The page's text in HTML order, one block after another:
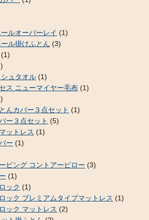
ルオーバーレイ (1)
ル掛けふとん (3)
(1)
ュタオル (1)
ス ニューマイヤー毛布 (1)
んカバー３点セット (1)
ー３点セット (5)
ットレス (1)
ー (1)
ピング コントアーピロー (3)
(1)
ック (1)
ック プレミアムタイプマットレス (1)
ック マットレス (2)